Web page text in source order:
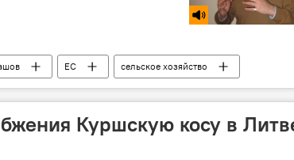
ЕС
сельское хозяйство
Куршскую косу в